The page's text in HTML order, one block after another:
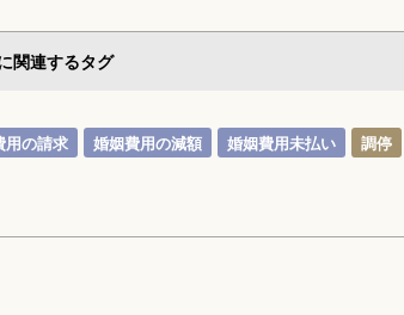
関連するタグ
用の請求 婚姻費用の減額 婚姻費用未払い
調停